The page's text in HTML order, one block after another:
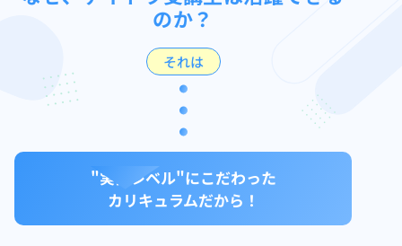
のか？
それは
"実務レベル"にこだわった
カリキュラムだから！